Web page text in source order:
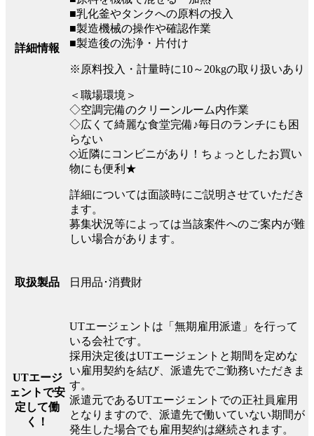
詳細情報
■乳化釜やタンクへの原料の投入
■製造機械の操作や確認作業
■製造後の洗浄・片付け
※原料投入・計量時に10～20kgの取り扱いあり
＜職場環境＞
◇空調完備のクリーンルーム内作業
◇広くて綺麗な食堂完備♪毎日のランチにも困
らない
◇近隣にコンビニがあり！ちょっとしたお買い
物にも便利★
詳細については面談時にご説明させていただき
ます。
募集状況等によっては当該案件へのご案内が難
しい場合があります。
取扱製品 日用品･消費財
UTエージ
ェントで安
定して働
く！
UTエージェントは「無期雇用派遣」を行って
いる会社です。
採用決定後はUTエージェントと期間を定めな
い雇用契約を結び、派遣先でご勤務いただきま
す。
派遣元であるUTエージェントでの正社員雇用
となりますので、派遣先で働いていない期間が
発生した場合でも雇用契約は継続されます。